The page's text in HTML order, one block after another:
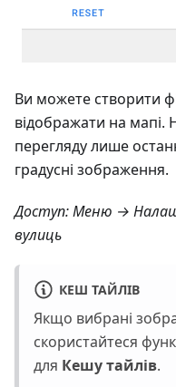
Ви можете створити
відображати на мапі.
перегляду лише
градусні зображення.
Доступ:Меню →
вулиць
КЕШ ТАЙЛІВ
Якщо вибрані
скористайтеся
для Кешу тайлів.